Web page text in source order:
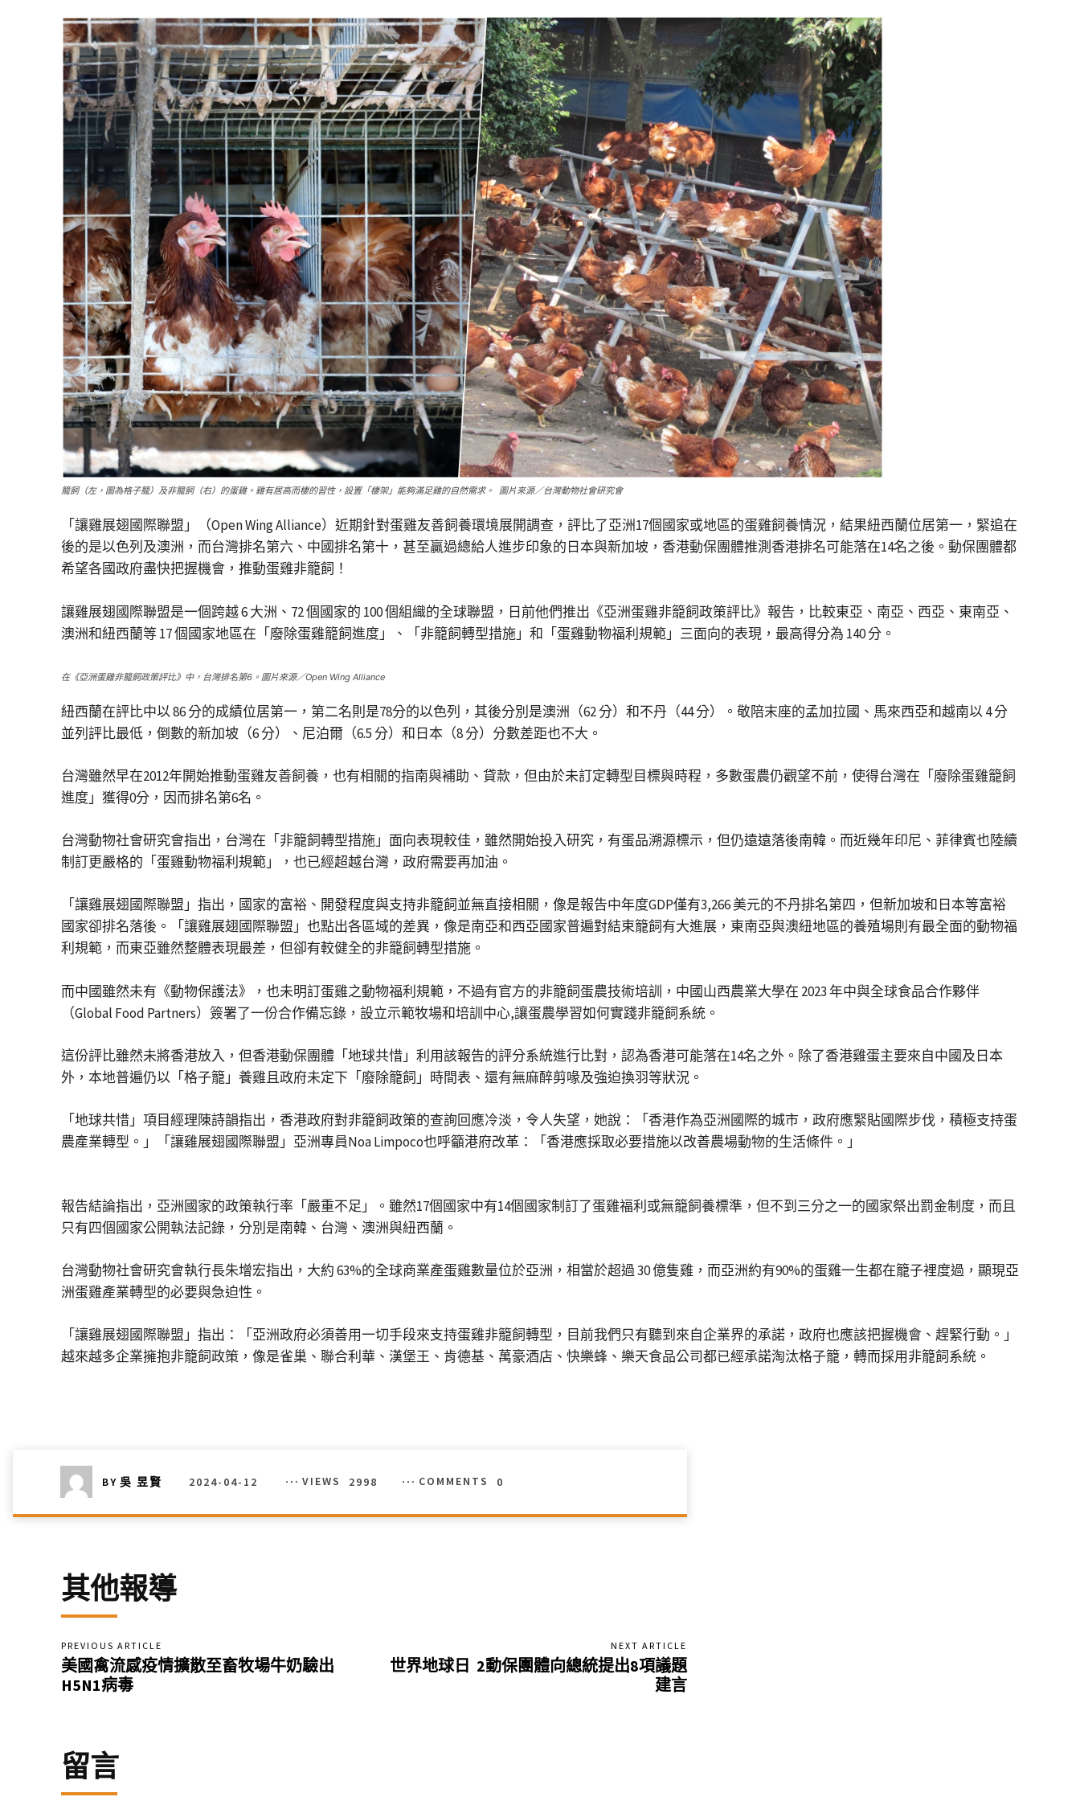
籠飼（左，圖為格子籠）及非籠飼（右）的蛋雞。雞有居高而棲的習性，設置「棲架」能夠滿足雞的自然需求。 圖片來源／台灣動物社會研究會
「讓雞展翅國際聯盟」（Open Wing Alliance）近期針對蛋雞友善飼養環境展開調查，評比了亞洲17個國家或地區的蛋雞飼養情況，結果紐西蘭位居第一，緊追在
後的是以色列及澳洲，而台灣排名第六、中國排名第十，甚至贏過總給人進步印象的日本與新加坡，香港動保團體推測香港排名可能落在14名之後。動保團體都
希望各國政府盡快把握機會，推動蛋雞非籠飼！
讓雞展翅國際聯盟是一個跨越 6 大洲、72 個國家的 100 個組織的全球聯盟，日前他們推出《亞洲蛋雞非籠飼政策評比》報告，比較東亞、南亞、西亞、東南亞、
澳洲和紐西蘭等 17 個國家地區在「廢除蛋雞籠飼進度」、「非籠飼轉型措施」和「蛋雞動物福利規範」三面向的表現，最高得分為 140 分。
在《亞洲蛋雞非籠飼政策評比》中，台灣排名第6。圖片來源／Open Wing Alliance
紐西蘭在評比中以 86 分的成績位居第一，第二名則是78分的以色列，其後分別是澳洲（62 分）和不丹（44 分）。敬陪末座的孟加拉國、馬來西亞和越南以 4 分
並列評比最低，倒數的新加坡（6 分）、尼泊爾（6.5 分）和日本（8 分）分數差距也不大。
台灣雖然早在2012年開始推動蛋雞友善飼養，也有相關的指南與補助、貸款，但由於未訂定轉型目標與時程，多數蛋農仍觀望不前，使得台灣在「廢除蛋雞籠飼
進度」獲得0分，因而排名第6名。
台灣動物社會研究會指出，台灣在「非籠飼轉型措施」面向表現較佳，雖然開始投入研究，有蛋品溯源標示，但仍遠遠落後南韓。而近幾年印尼、菲律賓也陸續
制訂更嚴格的「蛋雞動物福利規範」，也已經超越台灣，政府需要再加油。
「讓雞展翅國際聯盟」指出，國家的富裕、開發程度與支持非籠飼並無直接相關，像是報告中年度GDP僅有3,266 美元的不丹排名第四，但新加坡和日本等富裕
國家卻排名落後。「讓雞展翅國際聯盟」也點出各區域的差異，像是南亞和西亞國家普遍對結束籠飼有大進展，東南亞與澳紐地區的養殖場則有最全面的動物福
利規範，而東亞雖然整體表現最差，但卻有較健全的非籠飼轉型措施。
而中國雖然未有《動物保護法》，也未明訂蛋雞之動物福利規範，不過有官方的非籠飼蛋農技術培訓，中國山西農業大學在 2023 年中與全球食品合作夥伴
（Global Food Partners）簽署了一份合作備忘錄，設立示範牧場和培訓中心,讓蛋農學習如何實踐非籠飼系統。
這份評比雖然未將香港放入，但香港動保團體「地球共惜」利用該報告的評分系統進行比對，認為香港可能落在14名之外。除了香港雞蛋主要來自中國及日本
外，本地普遍仍以「格子籠」養雞且政府未定下「廢除籠飼」時間表、還有無麻醉剪喙及強迫換羽等狀況。
「地球共惜」項目經理陳詩韻指出，香港政府對非籠飼政策的查詢回應冷淡，令人失望，她說：「香港作為亞洲國際的城市，政府應緊貼國際步伐，積極支持蛋
農產業轉型。」「讓雞展翅國際聯盟」亞洲專員Noa Limpoco也呼籲港府改革：「香港應採取必要措施以改善農場動物的生活條件。」
報告結論指出，亞洲國家的政策執行率「嚴重不足」。雖然17個國家中有14個國家制訂了蛋雞福利或無籠飼養標準，但不到三分之一的國家祭出罰金制度，而且
只有四個國家公開執法記錄，分別是南韓、台灣、澳洲與紐西蘭。
台灣動物社會研究會執行長朱增宏指出，大約 63%的全球商業產蛋雞數量位於亞洲，相當於超過 30 億隻雞，而亞洲約有90%的蛋雞一生都在籠子裡度過，顯現亞
洲蛋雞產業轉型的必要與急迫性。
「讓雞展翅國際聯盟」指出：「亞洲政府必須善用一切手段來支持蛋雞非籠飼轉型，目前我們只有聽到來自企業界的承諾，政府也應該把握機會、趕緊行動。」
越來越多企業擁抱非籠飼政策，像是雀巢、聯合利華、漢堡王、肯德基、萬豪酒店、快樂蜂、樂天食品公司都已經承諾淘汰格子籠，轉而採用非籠飼系統。
BY 吳 昱賢 2024-04-12 VIEWS 2998 COMMENTS 0
其他報導
PREVIOUS ARTICLE
美國禽流感疫情擴散至畜牧場牛奶驗出
H5N1病毒
NEXT ARTICLE
世界地球日 2動保團體向總統提出8項議題
建言
留言